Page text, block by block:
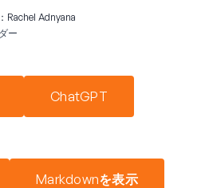
Rachel Adnyana
ー
ChatGPT
Markdownを表示